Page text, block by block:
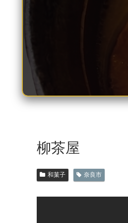
柳茶屋
和菓子 奈良市